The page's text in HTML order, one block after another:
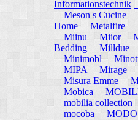
Informationstechnik
Meson s Cucine
Home Metalfire
Miinu
Miior
Bedding
Milldue
Minimobl
MIPA
Mirage
Misura Emme
Mobica
mobilia collection
mocoba
MODO